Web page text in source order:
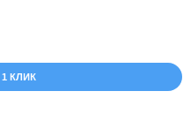
КЛИК